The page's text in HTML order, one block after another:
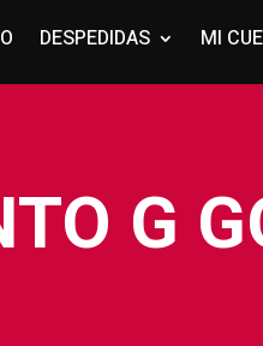
DESPEDIDAS MI
G